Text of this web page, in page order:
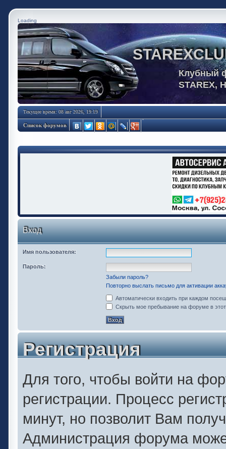
Loading
Клубный
STAREX,
Текущее время: 08 авг 2026, 19:19
Список форумов
Вход
Имя пользователя:
Пароль:
Забыли пароль?
Повторно выслать письмо для активации
Автоматически входить при каждом
Скрыть мое пребывание на форуме в
Регистрация
Для того, чтобы войти на
регистрации. Процесс
минут, но позволит Вам
Администрация форума